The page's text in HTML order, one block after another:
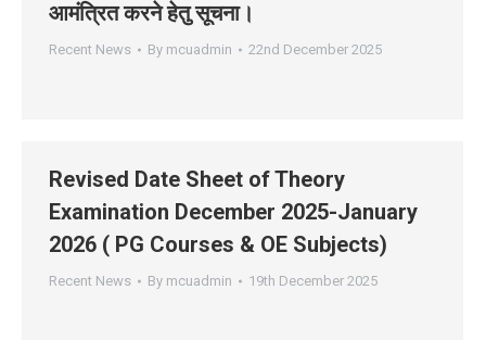
आमंत्रित करने हेतु सूचना।
Recent News By mcuadmin 22nd December 2025
Revised Date Sheet of Theory
Examination December 2025-January
2026 ( PG Courses & OE Subjects)
Recent News By mcuadmin 19th December 2025